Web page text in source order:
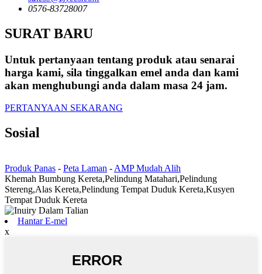
0576-83728007
SURAT BARU
Untuk pertanyaan tentang produk atau senarai
harga kami, sila tinggalkan emel anda dan kami
akan menghubungi anda dalam masa 24 jam.
PERTANYAAN SEKARANG
Sosial
Produk Panas - Peta Laman - AMP Mudah Alih
Khemah Bumbung Kereta,Pelindung Matahari,Pelindung
Stereng,Alas Kereta,Pelindung Tempat Duduk Kereta,Kusyen
Tempat Duduk Kereta
Hantar E-mel
x